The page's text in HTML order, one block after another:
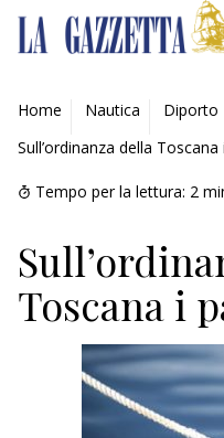
AMBIENTE
MOBILITÀ
INDUSTRIA
RICERCA
ECONOMIA
TURISMO
CULTURA
Home Nautica
Diporto
Sull’ordinanza della Toscana
Tempo per la lettura: 2
Toscana i